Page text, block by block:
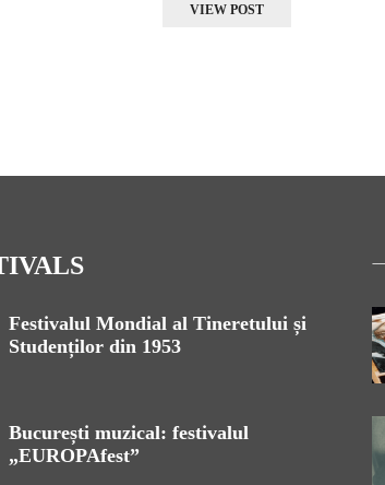
VIEW POST
Festivalul Mondial al Tineretului și
Studenților din 1953
București muzical: festivalul
„EUROPAfest”